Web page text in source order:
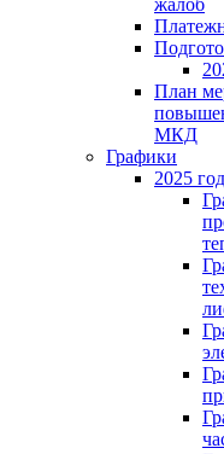
жалоб
План
МКД
Графики
2025 год